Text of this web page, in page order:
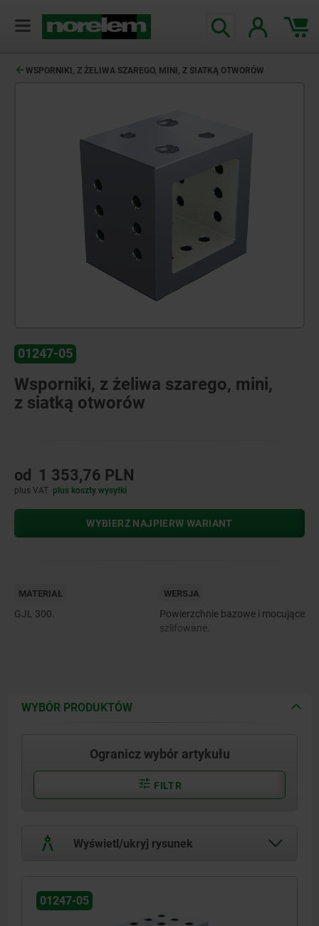
WSPORNIKI, Z ŻELIWA SZAREGO, MINI, Z SIATKĄ OTWORÓW
01247-05
Wsporniki, z żeliwa szarego, mini,
z siatką otworów
od 1 353,76 PLN
plus VAT plus koszty wysyłki
WYBIERZ NAJPIERW WARIANT
MATERIAŁ
GJL 300.
WERSJA
Powierzchnie bazowe i mocujące
szlifowane.
WYBÓR PRODUKTÓW
Ogranicz wybór artykułu
FILTR
Wyświetl/ukryj rysunek
01247-05